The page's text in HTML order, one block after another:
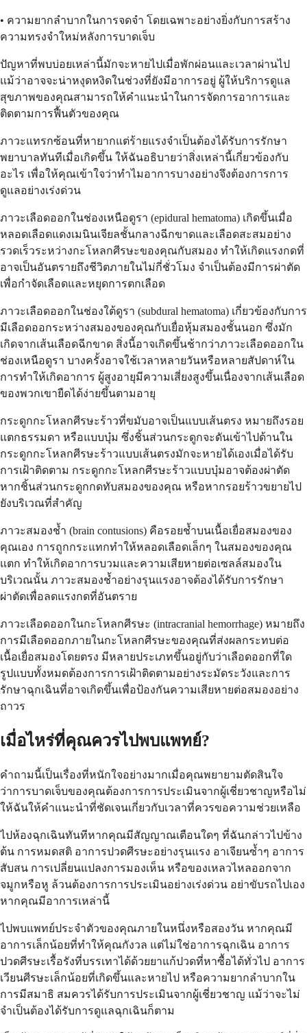
• ความยากลำบากในการจดจำ โดยเฉพาะอย่างยิ่งกับการสร้าง
ความทรงจำใหม่หลังการบาดเจ็บ
ปัญหาที่พบบ่อยเหล่านี้มักจะหายไปเมื่อพักผ่อนและเวลาผ่านไป
แม้ว่าอาจจะน่าหงุดหงิดในช่วงที่ยังมีอาการอยู่ ผู้ให้บริการดูแล
สุขภาพของคุณสามารถให้คำแนะนำในการจัดการอาการและ
ติดตามการฟื้นตัวของคุณ
ภาวะแทรกซ้อนที่หายากแต่ร้ายแรงจำเป็นต้องได้รับการรักษา
พยาบาลทันทีเมื่อเกิดขึ้น ให้ฉันอธิบายว่าสิ่งเหล่านี้เกี่ยวข้องกับ
อะไร เพื่อให้คุณเข้าใจว่าทำไมอาการบางอย่างจึงต้องการการ
ดูแลอย่างเร่งด่วน
ภาวะเลือดออกในช่องเหนือดูรา (epidural hematoma) เกิดขึ้นเมื่อ
หลอดเลือดแดงเมนินเจียลชั้นกลางฉีกขาดและเลือดสะสมอย่าง
รวดเร็วระหว่างกะโหลกศีรษะของคุณกับสมอง ทำให้เกิดแรงกดที่
อาจเป็นอันตรายถึงชีวิตภายในไม่กี่ชั่วโมง จำเป็นต้องมีการผ่าตัด
เพื่อกำจัดเลือดและหยุดการตกเลือด
ภาวะเลือดออกในช่องใต้ดูรา (subdural hematoma) เกี่ยวข้องกับการ
มีเลือดออกระหว่างสมองของคุณกับเยื่อหุ้มสมองชั้นนอก ซึ่งมัก
เกิดจากเส้นเลือดฉีกขาด สิ่งนี้อาจเกิดขึ้นช้ากว่าภาวะเลือดออกใน
ช่องเหนือดูรา บางครั้งอาจใช้เวลาหลายวันหรือหลายสัปดาห์ใน
การทำให้เกิดอาการ ผู้สูงอายุมีความเสี่ยงสูงขึ้นเนื่องจากเส้นเลือด
ของพวกเขายืดได้ง่ายขึ้นตามอายุ
กระดูกกะโหลกศีรษะร้าวที่ขมับอาจเป็นแบบเส้นตรง หมายถึงรอย
แตกธรรมดา หรือแบบบุ๋ม ซึ่งชิ้นส่วนกระดูกจะดันเข้าไปด้านใน
กระดูกกะโหลกศีรษะร้าวแบบเส้นตรงมักจะหายได้เองเมื่อได้รับ
การเฝ้าติดตาม กระดูกกะโหลกศีรษะร้าวแบบบุ๋มอาจต้องผ่าตัด
หากชิ้นส่วนกระดูกกดทับสมองของคุณ หรือหากรอยร้าวขยายไป
ยังบริเวณที่สำคัญ
ภาวะสมองช้ำ (brain contusions) คือรอยช้ำบนเนื้อเยื่อสมองของ
คุณเอง การถูกกระแทกทำให้หลอดเลือดเล็กๆ ในสมองของคุณ
แตก ทำให้เกิดอาการบวมและความเสียหายต่อเซลล์สมองใน
บริเวณนั้น ภาวะสมองช้ำอย่างรุนแรงอาจต้องได้รับการรักษา
ผ่าตัดเพื่อลดแรงกดที่อันตราย
ภาวะเลือดออกในกะโหลกศีรษะ (intracranial hemorrhage) หมายถึง
การมีเลือดออกภายในกะโหลกศีรษะของคุณที่ส่งผลกระทบต่อ
เนื้อเยื่อสมองโดยตรง มีหลายประเภทขึ้นอยู่กับว่าเลือดออกที่ใด
รูปแบบทั้งหมดต้องการการเฝ้าติดตามอย่างระมัดระวังและการ
รักษาฉุกเฉินที่อาจเกิดขึ้นเพื่อป้องกันความเสียหายต่อสมองอย่าง
ถาวร
เมื่อไหร่ที่คุณควรไปพบแพทย์?
คำถามนี้เป็นเรื่องที่หนักใจอย่างมากเมื่อคุณพยายามตัดสินใจ
ว่าการบาดเจ็บของคุณต้องการการประเมินจากผู้เชี่ยวชาญหรือไม่
ให้ฉันให้คำแนะนำที่ชัดเจนเกี่ยวกับเวลาที่ควรขอความช่วยเหลือ
ไปห้องฉุกเฉินทันทีหากคุณมีสัญญาณเตือนใดๆ ที่ฉันกล่าวไปข้าง
ต้น การหมดสติ อาการปวดศีรษะอย่างรุนแรง อาเจียนซ้ำๆ อาการ
สับสน การเปลี่ยนแปลงการมองเห็น หรือของเหลวไหลออกจาก
จมูกหรือหู ล้วนต้องการการประเมินอย่างเร่งด่วน อย่าขับรถไปเอง
หากคุณมีอาการเหล่านี้
ไปพบแพทย์ประจำตัวของคุณภายในหนึ่งหรือสองวัน หากคุณมี
อาการเล็กน้อยที่ทำให้คุณกังวล แต่ไม่ใช่อาการฉุกเฉิน อาการ
ปวดศีรษะเรื้อรังที่บรรเทาได้ด้วยยาแก้ปวดที่หาซื้อได้ทั่วไป อาการ
เวียนศีรษะเล็กน้อยที่เกิดขึ้นและหายไป หรือความยากลำบากใน
การมีสมาธิ สมควรได้รับการประเมินจากผู้เชี่ยวชาญ แม้ว่าจะไม่
จำเป็นต้องได้รับการดูแลฉุกเฉินก็ตาม